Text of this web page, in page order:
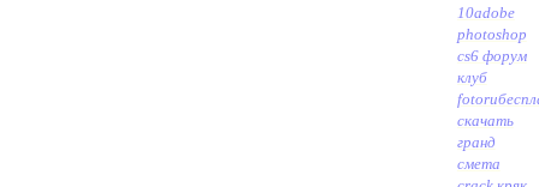
10adobe
photoshop
cs6 форум
клуб
fotoru
скачать
гранд
смета